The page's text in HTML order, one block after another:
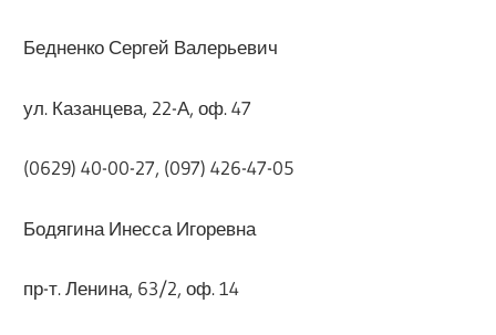
Бедненко Сергей Валерьевич
ул. Казанцева, 22-А, оф. 47
(0629) 40-00-27, (097) 426-47-05
Бодягина Инесса Игоревна
пр-т. Ленина, 63/2, оф. 14